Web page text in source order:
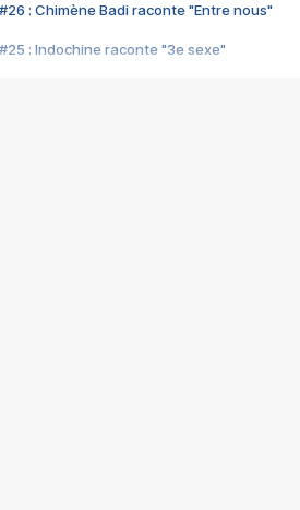
#26 : Chimène Badi raconte "Entre nous"
#25 : Indochine raconte "3e sexe"